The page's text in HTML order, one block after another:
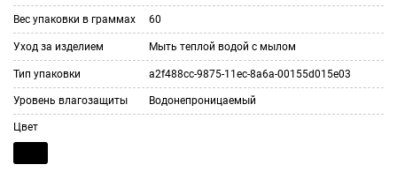
Вес упаковки в граммах 60
Уход за изделием Мыть теплой водой с мылом
Тип упаковки a2f488cc-9875-11ec-8a6a-00155d015e03
Уровень влагозащиты Водонепроницаемый
Цвет